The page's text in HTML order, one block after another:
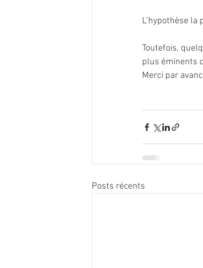
L’hypothèse
Toutefois,
plus éminents
Merci par
Posts récents